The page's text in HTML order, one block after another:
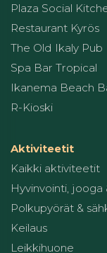
Plaza Social
Restaurant Kyrös
The Old Ikaly Pub
Spa Bar Tropical
Ikanema Beach
R-Kioski
Aktiviteetit
Kaikki aktiviteetit
Hyvinvointi, jooga
Polkupyörät &
Keilaus
Leikkihuone